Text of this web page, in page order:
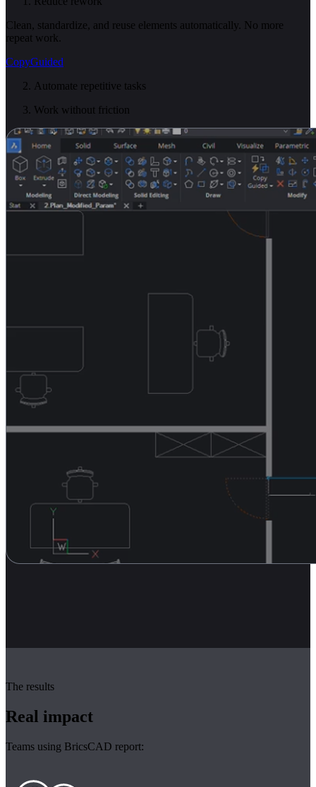
Clean, standardize, and reuse elements automatically. No more
repeat work.
CopyGuided
Automate repetitive tasks
Work without friction
The results
Real impact
Teams using BricsCAD report: